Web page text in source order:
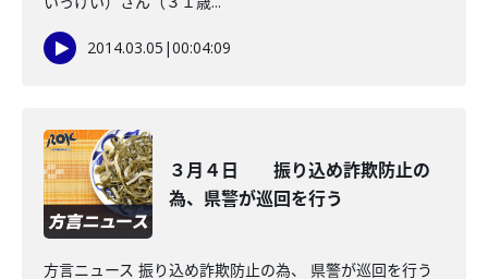
2014.03.05 |00:04:09
３月４日 振り込め詐欺防止の
為、県警が巡回を行う
方言ニュース 振り込め詐欺防止の為、 県警が巡回を行う